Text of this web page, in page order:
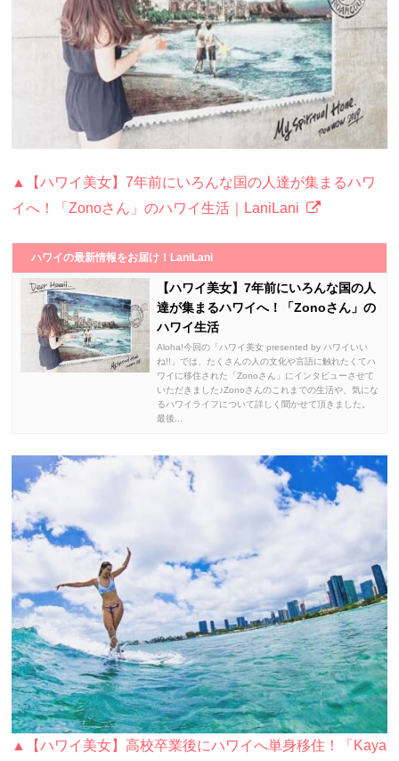
▲【ハワイ美女】7年前にいろんな国の人達が集まるハワ
イへ！「Zonoさん」のハワイ生活｜LaniLani
ハワイの最新情報をお届け！LaniLani
【ハワイ美女】7年前にいろんな国の人
達が集まるハワイへ！「Zonoさん」の
ハワイ生活
Aloha!今回の「ハワイ美女 presented by ハワイいい
ね!!」では、たくさんの人の文化や言語に触れたくてハ
ワイに移住された「Zonoさん」にインタビューさせて
いただきました♪Zonoさんのこれまでの生活や、気にな
るハワイライフについて詳しく聞かせて頂きました。
最後...
▲【ハワイ美女】高校卒業後にハワイへ単身移住！「Kaya